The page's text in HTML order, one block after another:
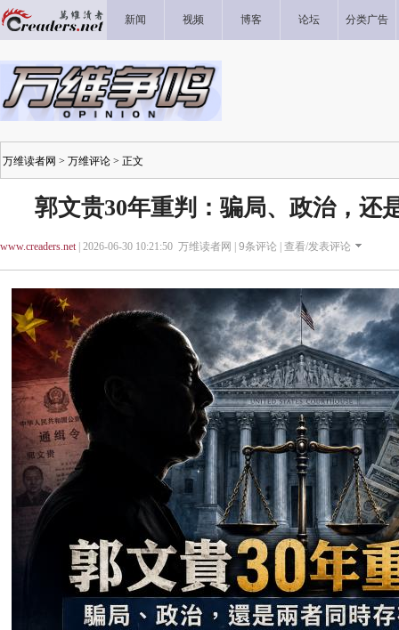
新闻 视频 博客 论坛 分类广告
万维读者网 > 万维评论 > 正文
郭文贵30年重判：骗局、政治，还
www.creaders.net| 2026-06-30 10:21:50 万维读者网 | 9条评论 | 查看/发表评论